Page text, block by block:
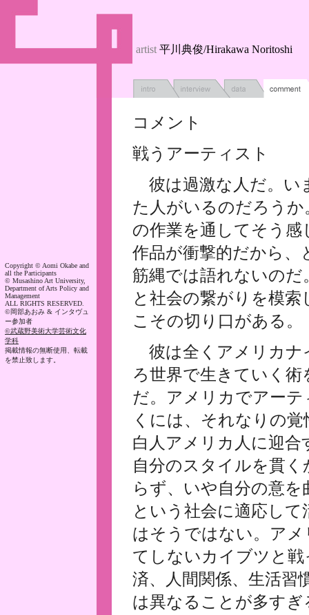
artist 平川典俊/Hirakawa Noritoshi
Copyright © Aomi Okabe and
all the Participants
© Musashino Art University,
Department of Arts Policy and
Management
ALL RIGHTS RESERVED.
©岡部あおみ & インタヴュ
ー参加者
©武蔵野美術大学芸術文化
学科
掲載情報の無断使用、転載
を禁止致します。
コメント
戦うアーティスト
彼は過激な人だ。い
た人がいるのだろう
の作業を通してそう
作品が衝撃的だから、
筋縄では語れないの
と社会の繋がりを模
こその切り口がある。
彼は全くアメリカナ
ろ世界で生きていく
だ。アメリカでアー
くには、それなりの
白人アメリカ人に迎
自分のスタイルを貫
らず、いや自分の意
という社会に適応し
はそうではない。ア
てしないカイブツと
済、人間関係、生活習
は異なることが多す